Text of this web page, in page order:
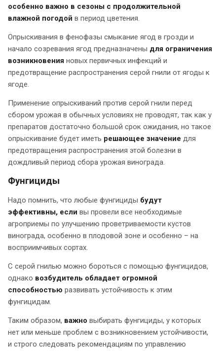
особенно важно в сезоны с продолжительной
влажной погодой в период цветения.
Опрыскивания в фенофазы смыкание ягод в грозди и
начало созревания ягод предназначены для ограничения
возникновения новых первичных инфекций и
предотвращение распространения серой гнили от ягоды к
ягоде.
Применение опрыскиваний против серой гнили перед
сбором урожая в обычных условиях не проводят, так как у
препаратов достаточно большой срок ожидания, но такое
опрыскивание будет иметь решающее значение для
предотвращения распространения этой болезни в
дождливый период сбора урожая винограда.
Фунгициды
Надо помнить, что любые фунгициды будут
эффективны, если вы провели все необходимые
агроприемы по улучшению проветриваемости кустов
винограда, особенно в плодовой зоне и особенно – на
восприимчивых сортах.
С серой гнилью можно бороться с помощью фунгицидов,
однако возбудитель обладает огромной
способностью развивать устойчивость к этим
фунгицидам.
Таким образом, важно выбирать фунгициды, у которых
нет или меньше проблем с возникновением устойчивости,
и строго следовать рекомендациям по управлению